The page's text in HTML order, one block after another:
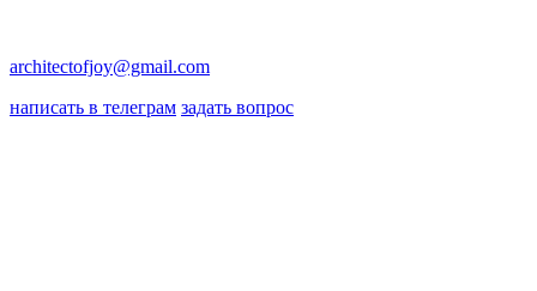
architectofjoy@gmail.com
написать в телеграм задать вопрос